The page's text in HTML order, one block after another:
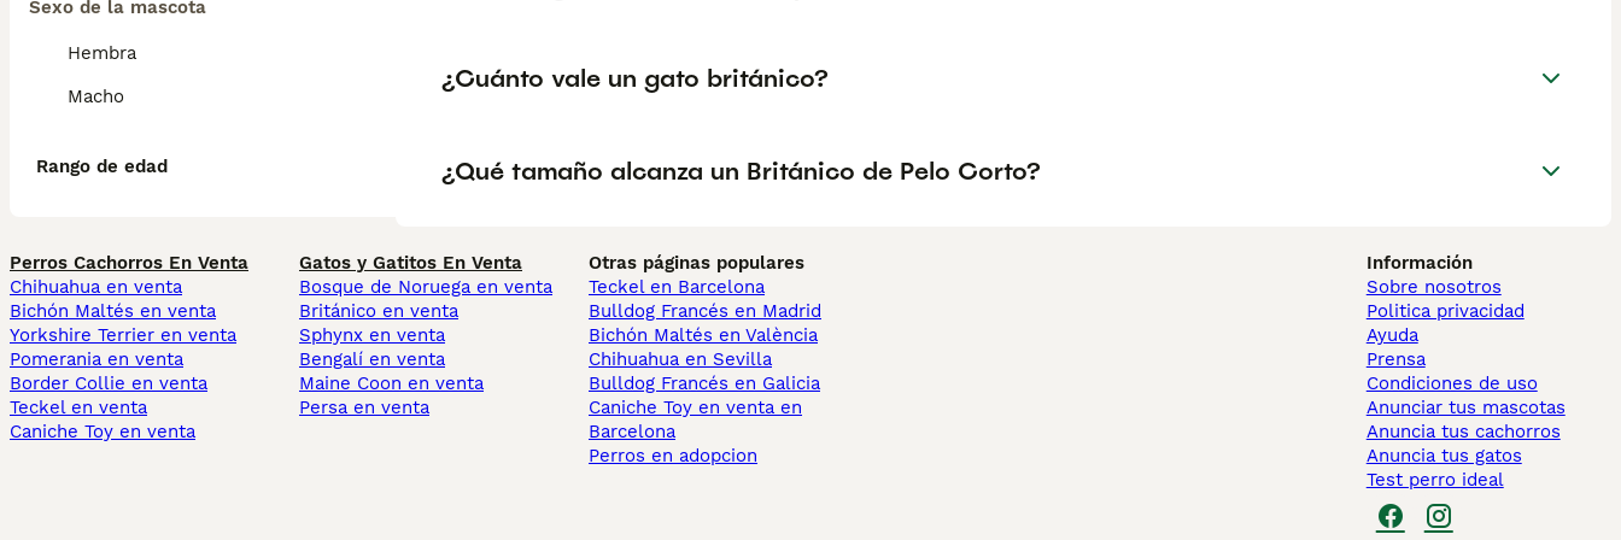
Sexo de la mascota
Hembra
Macho
Rango de edad
¿Cuánto vale un gato británico?
¿Qué tamaño alcanza un Británico de Pelo Corto?
Perros Cachorros En Venta
Chihuahua en venta
Bichón Maltés en venta
Yorkshire Terrier en venta
Pomerania en venta
Border Collie en venta
Teckel en venta
Caniche Toy en venta
Gatos y Gatitos En Venta
Bosque de Noruega en venta
Británico en venta
Sphynx en venta
Bengalí en venta
Maine Coon en venta
Persa en venta
Otras páginas populares
Teckel en Barcelona
Bulldog Francés en Madrid
Bichón Maltés en València
Chihuahua en Sevilla
Bulldog Francés en Galicia
Caniche Toy en venta en
Barcelona
Perros en adopcion
Información
Sobre nosotros
Politica privacidad
Ayuda
Prensa
Condiciones de uso
Anunciar tus mascotas
Anuncia tus cachorros
Anuncia tus gatos
Test perro ideal